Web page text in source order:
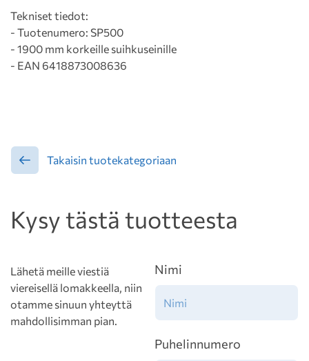
Tekniset tiedot:
- Tuotenumero: SP500
- 1900 mm korkeille suihkuseinille
- EAN 6418873008636
Takaisin tuotekategoriaan
Kysy tästä tuotteesta
Lähetä meille viestiä
viereisellä lomakkeella, niin
otamme sinuun yhteyttä
mahdollisimman pian.
Nimi
Puhelinnumero